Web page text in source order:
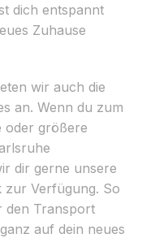
dich entspannt
Zuhause
wir auch die
an. Wenn du zum
oder größere
dir gerne unsere
Verfügung. So
den Transport
auf dein neues